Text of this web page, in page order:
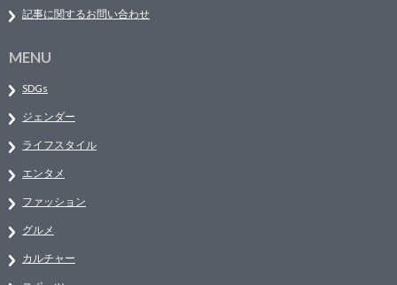
記事に関するお問い合わせ
MENU
SDGs
ジェンダー
ライフスタイル
エンタメ
ファッション
グルメ
カルチャー